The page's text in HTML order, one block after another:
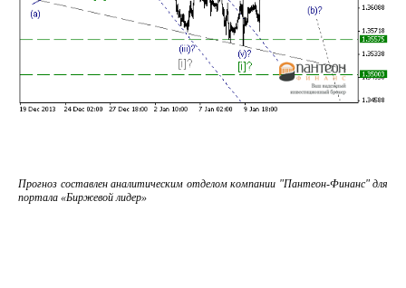
Прогноз составлен аналитическим отделом компании "Пантеон-Финанс" для
портала «Биржевой лидер»